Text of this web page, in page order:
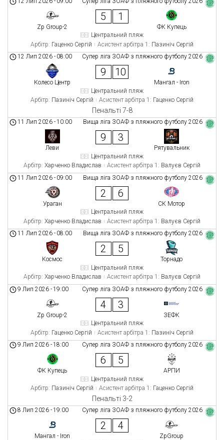
Zp Group-2
5 1
ФК Купець
Центральний пляж
Арбітр: Гаценко Сергій Асистент арбітра 1: Пазиніч Сергій
Супер ліга ЗОАФ з пляжного футболу 2026
12 Лип 2026 - 08:00
Колесо Центр
9 10
Мангал - Iron
Центральний пляж
Арбітр: Пазиніч Сергій Асистент арбітра 1: Гаценко Сергій
Пенальті 7-8
Вища ліга ЗОАФ з пляжного футболу 2026
11 Лип 2026 -10:00
Леви
9 3
Рятувальник
Центральний пляж
Арбітр: Харченко Владислав Асистент арбітра 1: Валуєв Сергій
Вища ліга ЗОАФ з пляжного футболу 2026
11 Лип 2026 - 09:00
Ураган
2 6
СК Мотор
Центральний пляж
Арбітр: Харченко Владислав Асистент арбітра 1: Валуєв Сергій
Вища ліга ЗОАФ з пляжного футболу 2026
11 Лип 2026 - 08:00
Космос
2 5
Торнадо
Центральний пляж
Арбітр: Харченко Владислав Асистент арбітра 1: Валуєв Сергій
Супер ліга ЗОАФ з пляжного футболу 2026
9 Лип 2026 -19:00
Zp Group-2
4 3
ЗЕФК
Центральний пляж
Арбітр: Гаценко Сергій Асистент арбітра 1: Пазиніч Сергій
Супер ліга ЗОАФ з пляжного футболу 2026
9 Лип 2026 -18:00
ФК Купець
6 5
АРПИ
Центральний пляж
Арбітр: Пазиніч Сергій Асистент арбітра 1: Гаценко Сергій
Пенальті 3-2
Супер ліга ЗОАФ з пляжного футболу 2026
8 Лип 2026 -19:00
Мангал - Iron
2 4
ZpGroup